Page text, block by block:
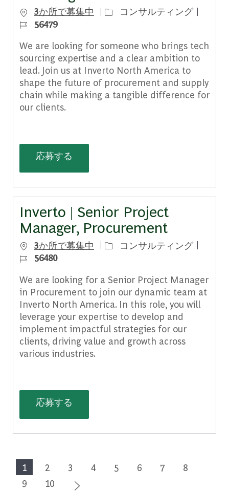
3か所で募集中 カテゴリー
コンサルティング
56479
We are looking for someone who brings tech
sourcing expertise and a clear ambition to
lead. Join us at Inverto North America to
shape the future of procurement and supply
chain while making a tangible difference for
our clients.
応募する
Inverto | Senior Project
Manager, Procurement
3か所で募集中 カテゴリー
コンサルティング
56480
We are looking for a Senior Project Manager
in Procurement to join our dynamic team at
Inverto North America. In this role, you will
leverage your expertise to develop and
implement impactful strategies for our
clients, driving value and growth across
various industries.
応募する
1 2 3 4 5 6 7
8
9
10